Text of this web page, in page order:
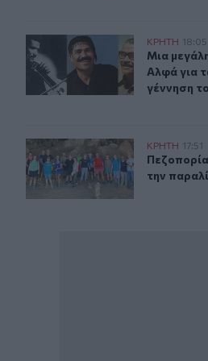
Μια μεγάλη μουσική βραδιά
ΚΡΗΤΗ 18:05
Μια
Μια
Αλφά για
γέννηση
Πεζοπορία από τη Μίλατο
ΚΡΗΤΗ 17:51
την